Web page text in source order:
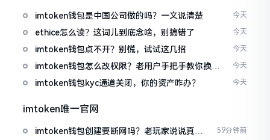
imtoken钱包是中国公司做的吗？一文说清楚 今天
ethice怎么读？这词儿到底念啥，别搞错了 今天
imtoken钱包点不开？别慌，试试这几招 今天
imtoken钱包怎么改权限？老用户手把手教你换主
人
今天
imtoken钱包kyc通道关闭，你的资产咋办？ 今天
imtoken唯一官网
imtoken钱包创建要断网吗？老玩家说说真实
59分钟前